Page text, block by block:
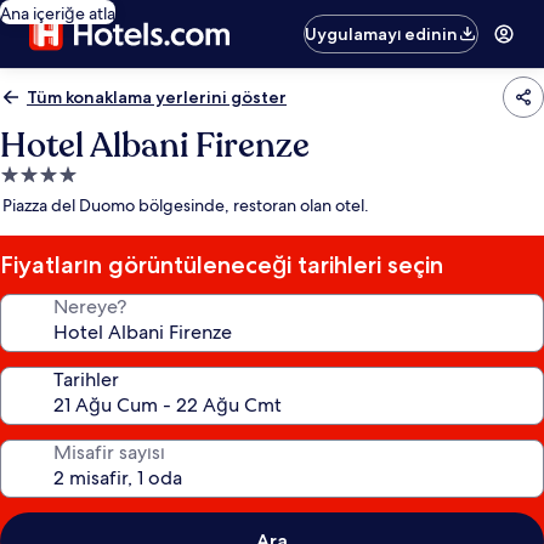
Ana içeriğe atla
Uygulamayı edinin
Tüm konaklama yerlerini göster
Hotel Albani Firenze
4.0
yıldızlı
yeri
Piazza del Duomo bölgesinde, restoran olan otel.
Fiyatların görüntüleneceği tarihleri seçin
Nereye?
Tarihler
Misafir sayısı